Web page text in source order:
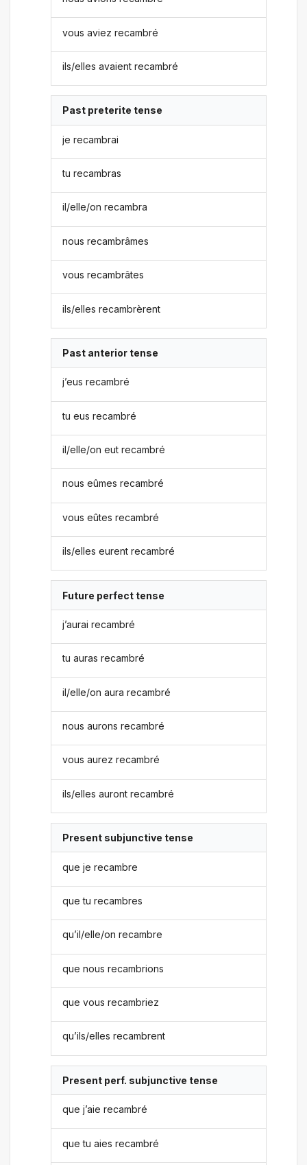
vous aviez recambré
ils/elles avaient recambré
Past preterite tense
je recambrai
tu recambras
il/elle/on recambra
nous recambrâmes
vous recambrâtes
ils/elles recambrèrent
Past anterior tense
j’eus recambré
tu eus recambré
il/elle/on eut recambré
nous eûmes recambré
vous eûtes recambré
ils/elles eurent recambré
Future perfect tense
j’aurai recambré
tu auras recambré
il/elle/on aura recambré
nous aurons recambré
vous aurez recambré
ils/elles auront recambré
Present subjunctive tense
que je recambre
que tu recambres
qu’il/elle/on recambre
que nous recambrions
que vous recambriez
qu’ils/elles recambrent
Present perf. subjunctive tense
que j’aie recambré
que tu aies recambré